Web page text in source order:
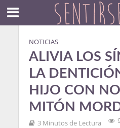
NOTICIAS
ALIVIA LOS
LA
HIJO CON
MITÓN
3 Minutos de Lectura